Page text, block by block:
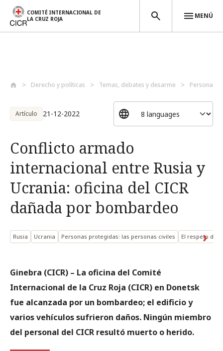
COMITÉ INTERNACIONAL DE
LA CRUZ ROJA
MENÚ
Derecho y políticas Temas, debates y desarme Personas
Artículo 21-12-2022
Conflicto armado
internacional entre Rusia y
Ucrania: oficina del CICR
dañada por bombardeo
Rusia Ucrania Personas protegidas: las personas civiles El respeto del
Ginebra (CICR) – La oficina del Comité
Internacional de la Cruz Roja (CICR) en Donetsk
fue alcanzada por un bombardeo; el edificio y
varios vehículos sufrieron daños. Ningún miembro
del personal del CICR resultó muerto o herido.